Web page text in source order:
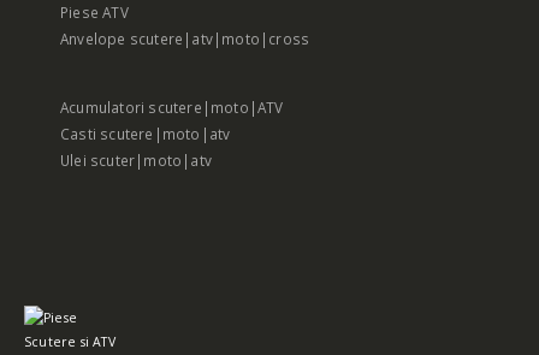
Piese ATV
Anvelope scutere|atv|moto|cross
Acumulatori scutere|moto|ATV
Casti scutere|moto|atv
Ulei scuter|moto|atv